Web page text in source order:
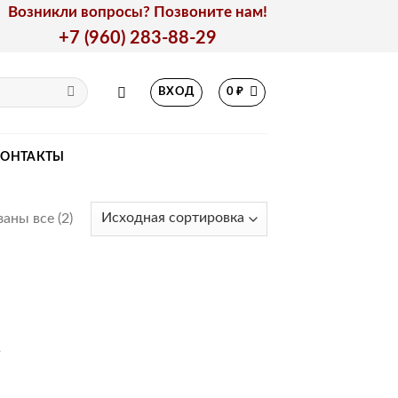
Возникли вопросы? Позвоните нам!
+7 (960) 283-88-29
ВХОД 0₽
все (2)